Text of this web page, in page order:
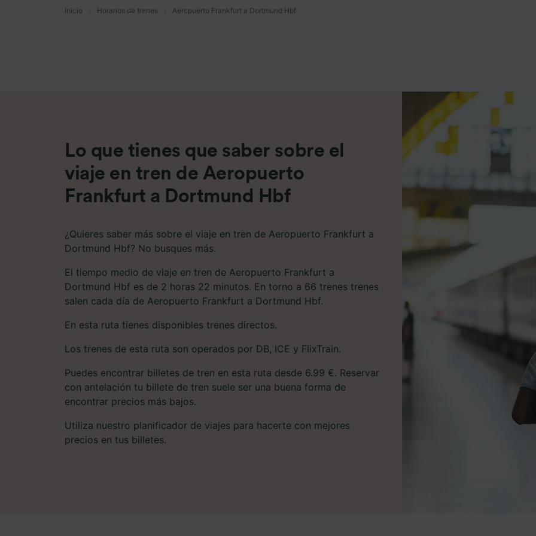
Inicio Horarios de trenes Aeropuerto Frankfurt a Dortmund Hbf
Lo que tienes que saber sobre el
viaje en tren de Aeropuerto
Frankfurt a Dortmund Hbf
¿Quieres saber más sobre el viaje en tren de Aeropuerto Frankfurt a
Dortmund Hbf? No busques más.
El tiempo medio de viaje en tren de Aeropuerto Frankfurt a
Dortmund Hbf es de 2 horas 22 minutos. En torno a 66 trenes trenes
salen cada día de Aeropuerto Frankfurt a Dortmund Hbf.
En esta ruta tienes disponibles trenes directos.
Los trenes de esta ruta son operados por DB, ICE y FlixTrain.
Puedes encontrar billetes de tren en esta ruta desde 6.99 €. Reservar
con antelación tu billete de tren suele ser una buena forma de
encontrar precios más bajos.
Utiliza nuestro planificador de viajes para hacerte con mejores
precios en tus billetes.
Lista de asociados (proveedores)